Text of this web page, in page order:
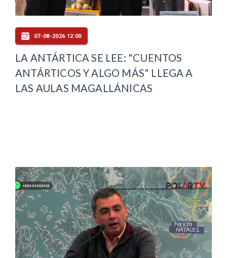
07-08-2026 12:00
LA ANTÁRTICA SE LEE: "CUENTOS
ANTÁRTICOS Y ALGO MÁS" LLEGA A
LAS AULAS MAGALLÁNICAS